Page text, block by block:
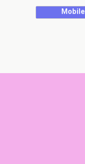
Mobile